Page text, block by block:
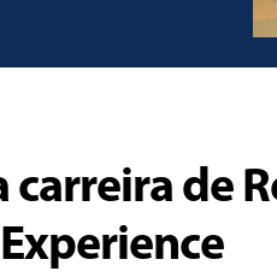
carreira de